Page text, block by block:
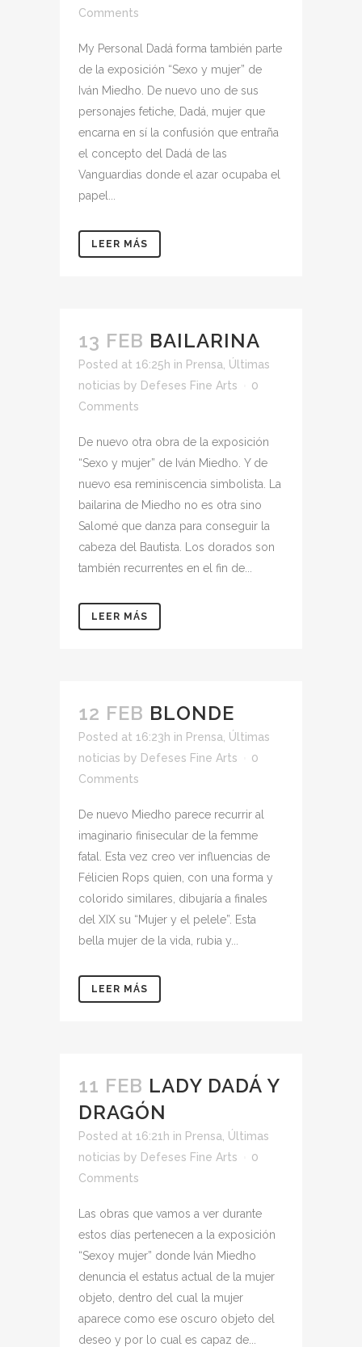
Comments
My Personal Dadá forma también parte
de la exposición “Sexo y mujer” de
Iván Miedho. De nuevo uno de sus
personajes fetiche, Dadá, mujer que
encarna en sí la confusión que entraña
el concepto del Dadá de las
Vanguardias donde el azar ocupaba el
papel...
LEER MÁS
13 FEB BAILARINA
Posted at 16:25h in Prensa Últimas
noticias by Defeses Fine Arts
0
Comments
De nuevo otra obra de la exposición
“Sexo y mujer” de Iván Miedho. Y de
nuevo esa reminiscencia simbolista. La
bailarina de Miedho no es otra sino
Salomé que danza para conseguir la
cabeza del Bautista. Los dorados son
también recurrentes en el fin de...
LEER MÁS
12 FEB BLONDE
Posted at 16:23h in Prensa Últimas
noticias by Defeses Fine Arts
0
Comments
De nuevo Miedho parece recurrir al
imaginario finisecular de la femme
fatal. Esta vez creo ver influencias de
Félicien Rops quien, con una forma y
colorido similares, dibujaría a finales
del XIX su “Mujer y el pelele”. Esta
bella mujer de la vida, rubia y...
LEER MÁS
11 FEB LADY DADÁ Y
DRAGÓN
Posted at 16:21h in Prensa Últimas
noticias by Defeses Fine Arts
0
Comments
Las obras que vamos a ver durante
estos días pertenecen a la exposición
“Sexoy mujer” donde Iván Miedho
denuncia el estatus actual de la mujer
objeto, dentro del cual la mujer
aparece como ese oscuro objeto del
deseo y por lo cual es capaz de...